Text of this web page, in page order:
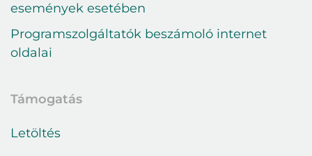
események esetében
Programszolgáltatók beszámoló internet
oldalai
Támogatás
Letöltés